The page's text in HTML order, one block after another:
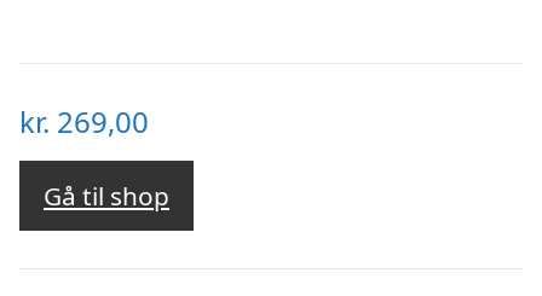
kr. 269,00
Gå til shop